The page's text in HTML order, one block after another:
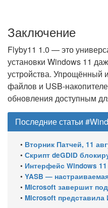
Заключение
Flyby11 1.0 — это
установки Windows 11
устройства. Упрощённый
файлов и USB-
обновления доступным
Последние статьи
• Вторник Патчей, 11 августа 2026 года: Обновления
• Скрипт deGDID блокирует отслеживание
• Интерфейс Windows 11 переходит на
• YASB — настраиваемая строка состояния для
• Microsoft завершит поддержку Windows 10 Enterprise LTSC
• Microsoft представила ИИ-инструменты для